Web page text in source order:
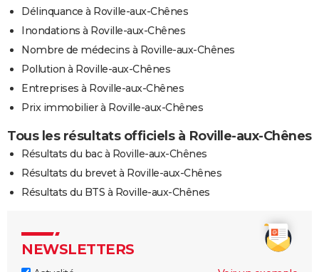
Délinquance à Roville-aux-Chênes
Inondations à Roville-aux-Chênes
Nombre de médecins à Roville-aux-Chênes
Pollution à Roville-aux-Chênes
Entreprises à Roville-aux-Chênes
Prix immobilier à Roville-aux-Chênes
Tous les résultats officiels à Roville-aux-Chênes
Résultats du bac à Roville-aux-Chênes
Résultats du brevet à Roville-aux-Chênes
Résultats du BTS à Roville-aux-Chênes
NEWSLETTERS